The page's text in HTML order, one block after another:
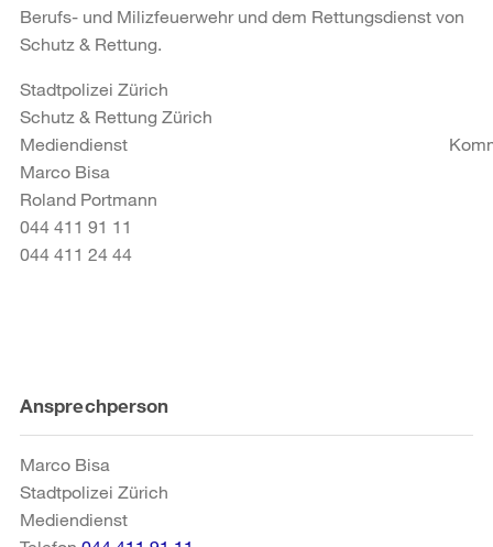
Berufs- und Milizfeuerwehr und dem Rettungsdienst von
Schutz & Rettung.
Stadtpolizei Zürich
Schutz & Rettung Zürich
Mediendienst
Marco Bisa
Roland Portmann
044 411 91 11
044 411 24 44
Weitere
Informationen
Ansprechperson
Marco Bisa
Stadtpolizei Zürich
Mediendienst